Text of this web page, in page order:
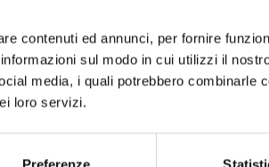
contenuti ed annunci, per fornire
sul modo in cui utilizzi il
media, i quali potrebbero combinarle
loro servizi.